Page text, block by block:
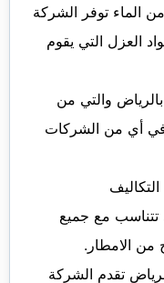
الماء توفر الشركة
العزل التي يقوم
والتي من
في أي من الشركات
تتناسب مع جميع
من الامطار.
تقدم الشركة